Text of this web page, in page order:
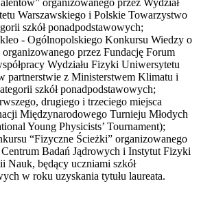
Warszawskiego i Polskie Towarzystwo
szkół ponadpodstawowych;
- Ogólnopolskiego Konkursu Wiedzy o
przez Fundację Forum
Wydziału Fizyki Uniwersytetu
partnerstwie z Ministerstwem Klimatu i
szkół ponadpodstawowych;
drugiego i trzeciego miejsca
Międzynarodowego Turnieju Młodych
Young Physicists’ Tournament);
“Fizyczne Ścieżki” organizowanego
Badań Jądrowych i Instytut Fizyki
Nauk, będący uczniami szkół
w roku uzyskania tytułu laureata.